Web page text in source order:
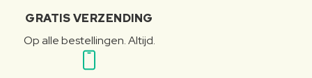
GRATIS VERZENDING
Op alle bestellingen. Altijd.